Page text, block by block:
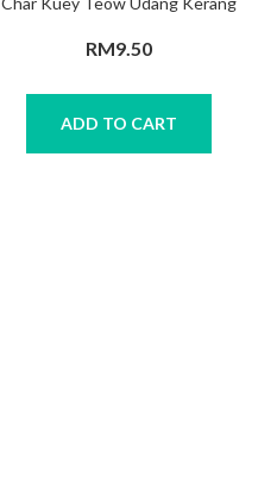
RM9.50
ADD TO CART